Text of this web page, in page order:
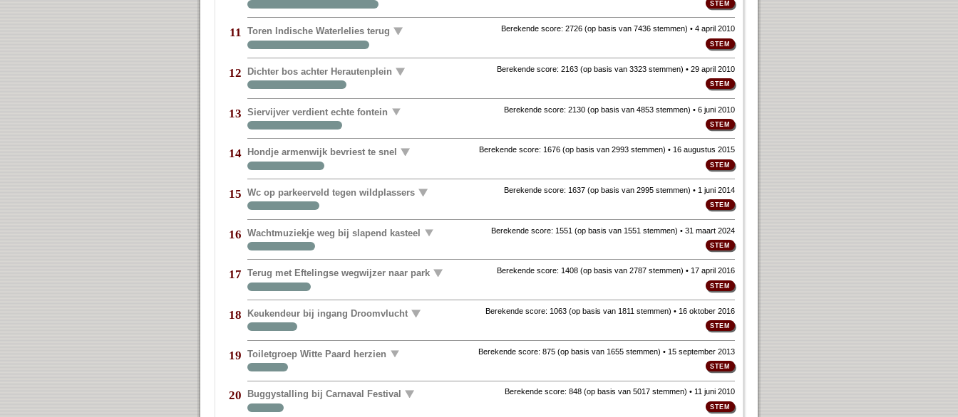
11 Toren Indische Waterlelies terug Berekende score: 2726(op basis van 7436 stemmen) • 4 april 2010
12 Dichter bos achter Herautenplein Berekende score: 2163(op basis van 3323 stemmen) • 29 april 2010
13 Siervijver verdient echte fontein Berekende score: 2130(op basis van 4853 stemmen) • 6 juni 2010
14 Hondje armenwijk bevriest te snel Berekende score: 1676(op basis van 2993 stemmen) • 16 augustus 2015
15 Wc op parkeerveld tegen wildplassers Berekende score: 1637(op basis van 2995 stemmen) • 1 juni 2014
16 Wachtmuziekje weg bij slapend kasteel Berekende score: 1551 (op basis van 1551 stemmen) • 31 maart 2024
17 Terug met Eftelingse wegwijzer naar park Berekende score: 1408(op basis van 2787 stemmen) • 17 april 2016
18 Keukendeur bij ingang Droomvlucht Berekende score: 1063(op basis van 1811 stemmen) • 16 oktober 2016
19 Toiletgroep Witte Paard herzien Berekende score: 875(op basis van 1655 stemmen) • 15 september 2013
20 Buggystalling bij Carnaval Festival Berekende score: 848(op basis van 5017 stemmen) • 11 juni 2010